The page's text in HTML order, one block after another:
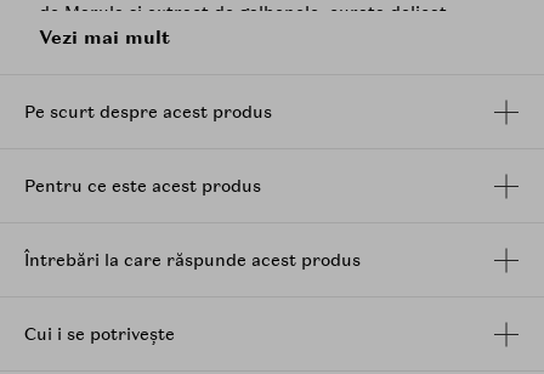
de Marula si extract de galbenele, curata delicat,
combate electrizarea si hraneste firul de par de la
durata.
Aplicati pe parul umed, masati pentru a forma spuma,
pentru stralucire din aceeasi gama.
Vezi mai mult
Pe scurt despre acest produs
Pentru ce este acest produs
Întrebări la care răspunde acest produs
Cui i se potrivește